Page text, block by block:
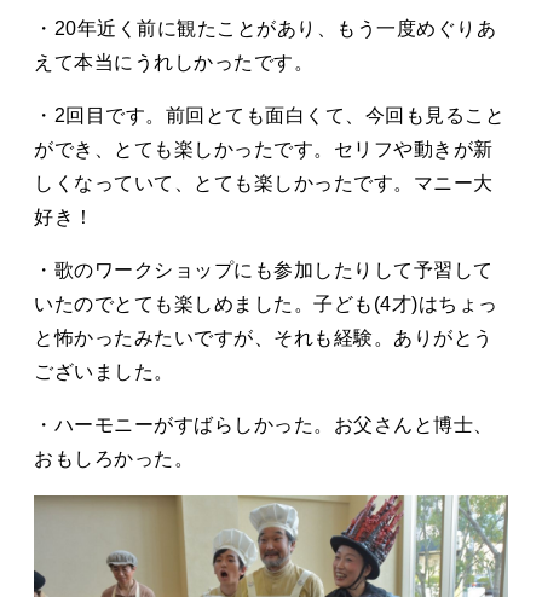
・20年近く前に観たことがあり、もう一度めぐりあ
えて本当にうれしかったです。
・2回目です。前回とても面白くて、今回も見ること
ができ、とても楽しかったです。セリフや動きが新
しくなっていて、とても楽しかったです。マニー大
好き！
・歌のワークショップにも参加したりして予習して
いたのでとても楽しめました。子ども(4才)はちょっ
と怖かったみたいですが、それも経験。ありがとう
ございました。
・ハーモニーがすばらしかった。お父さんと博士、
おもしろかった。